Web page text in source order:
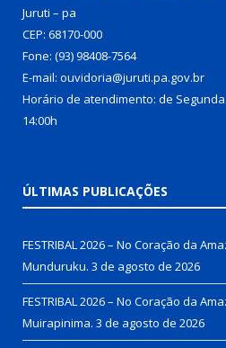
Juruti – pa
CEP: 68170-000
Fone: (93) 98408-7564
E-mail: ouvidoria@juruti.pa.gov.br
Horário de atendimento: de
14:00h
ÚLTIMAS PUBLICAÇÕES
FESTRIBAL 2026 – No Coração da
Munduruku. 3 de agosto de 2026
FESTRIBAL 2026 – No Coração da
Muirapinima. 3 de agosto de 2026